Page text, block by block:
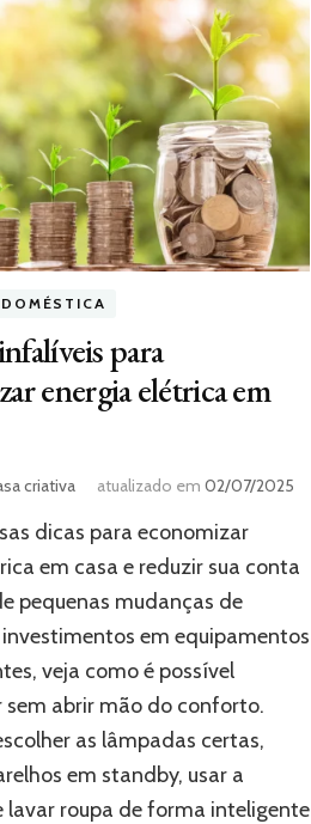
para
energia elétrica em
criativa atualizado em 02/07/2025
dicas para economizar
em casa e reduzir sua conta
pequenas mudanças de
em equipamentos
veja como é possível
sem abrir mão do conforto.
as lâmpadas certas,
em standby, usar a
lavar roupa de forma inteligente